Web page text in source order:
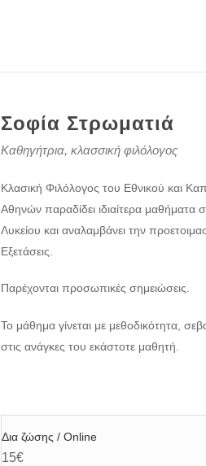
Σοφία Στρωματιά
Καθηγήτρια, κλασσική φιλόλογος
Κλασική Φιλόλογος του Εθνικού και
Αθηνών παραδίδει ιδιαίτερα μαθήματα
Λυκείου και αναλαμβάνει την
Εξετάσεις.
Παρέχονται προσωπικές σημειώσεις.
Το μάθημα γίνεται με μεθοδικότητα,
στις ανάγκες του εκάστοτε μαθητή.
Δια ζώσης / Online
15€